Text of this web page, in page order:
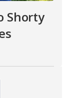
Shorty